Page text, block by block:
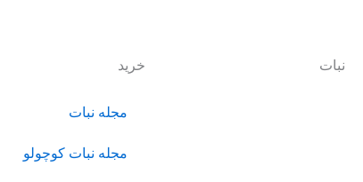
نبات خرید
مجله نبات
مجله نبات کوچولو